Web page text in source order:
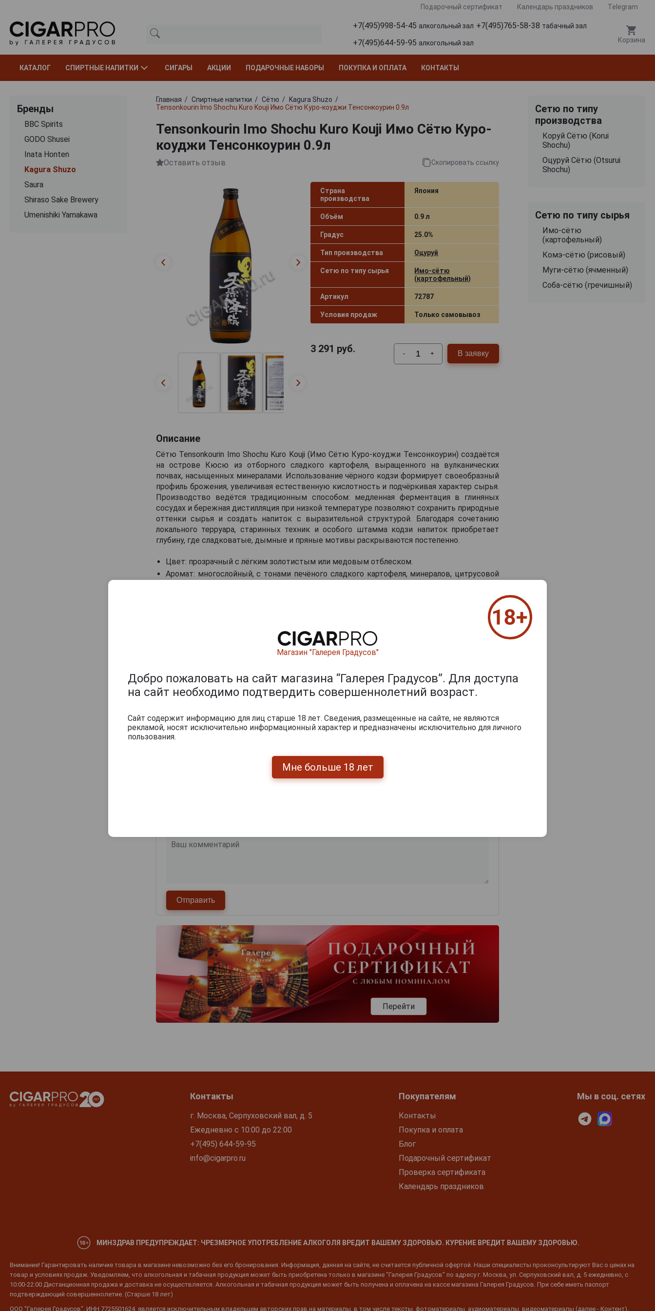
Подарочный сертификат Календарь праздников Telegram
+7(495)998-54-45 алкогольный зал +7(495)765-58-38 табачный зал
+7(495)644-59-95 алкогольный зал Корзина
КАТАЛОГ СПИРТНЫЕ НАПИТКИ СИГАРЫ АКЦИИ ПОДАРОЧНЫЕ НАБОРЫ ПОКУПКА И ОПЛАТА КОНТАКТЫ
Бренды
BBC Spirits
GODO Shusei
Inata Honten
Kagura Shuzo
Saura
Shiraso Sake Brewery
Umenishiki Yamakawa
Главная Спиртные напитки Сётю
Kagura Shuzo
Tensonkourin Imo Shochu Kuro Kouji Имо Сётю Куро-коуджи Тенсонкоурин 0.9л
Tensonkourin Imo Shochu Kuro Kouji Имо Сётю Куро-
коуджи Тенсонкоурин 0.9л
Оставить отзыв Скопировать ссылку
Страна
производства
Япония
Объём 0.9 л
Градус 25.0%
Тип производства Оцуруй
Сетю по типу сырья
Имо‑сётю
(картофельный)
Артикул 72787
Условия продаж Только самовывоз
3 291 руб. - + В заявку
Описание
Сётю Tensonkourin Imo Shochu Kuro Kouji (Имо Сётю Куро-коуджи Тенсонкоурин) создаётся
на острове Кюсю из отборного сладкого картофеля, выращенного на вулканических
почвах, насыщенных минералами. Использование чёрного кодзи формирует своеобразный
профиль брожения, увеличивая естественную кислотность и подчёркивая характер сырья.
Производство ведётся традиционным способом: медленная ферментация в глиняных
сосудах и бережная дистилляция при низкой температуре позволяют сохранить природные
оттенки сырья и создать напиток с выразительной структурой. Благодаря сочетанию
локального терруара, старинных техник и особого штамма кодзи напиток приобретает
глубину, где сладковатые, дымные и пряные мотивы раскрываются постепенно.
Цвет: прозрачный с лёгким золотистым или медовым отблеском.
Аромат: многослойный, с тонами печёного сладкого картофеля, минералов, цитрусовой
Вкус: насыщенный и гибкий, с мягкой сладостью батата, деликатной кислинкой,
фруктово-цитрусовыми оттенками и долгим послевкусием с ореховыми и землистыми
Гастрономические сочетания: подойдёт к морепродуктам, жареной рыбе, копчёностям и
Оцените и напишите отзыв:
Перейти
Сетю по типу
производства
Коруй Сётю (Korui
Shochu)
Оцуруй Сётю (Otsurui
Shochu)
Сетю по типу сырья
Имо‑сётю
(картофельный)
Комэ‑сётю (рисовый)
Муги‑сётю (ячменный)
Соба-сётю (гречишный)
Контакты
г. Москва, Серпуховский вал, д. 5
Ежедневно с 10:00 до 22:00
+7(495) 644-59-95
info@cigarpro.ru
Покупателям
Контакты
Покупка и оплата
Блог
Подарочный сертификат
Проверка сертификата
Календарь праздников
Мы в соц. сетях
МИНЗДРАВ ПРЕДУПРЕЖДАЕТ: ЧРЕЗМЕРНОЕ УПОТРЕБЛЕНИЕ АЛКОГОЛЯ ВРЕДИТ ВАШЕМУ ЗДОРОВЬЮ. КУРЕНИЕ ВРЕДИТ ВАШЕМУ ЗДОРОВЬЮ.
Внимание! Гарантировать наличие товара в магазине невозможно без его бронирования. Информация, данная на сайте, не считается публичной офертой. Наши специалисты проконсультируют Вас о ценах на
товар и условиях продаж. Уведомляем, что алкогольная и табачная продукция может быть приобретена только в магазине "Галерея Градусов" по адресу г. Москва, ул. Серпуховский вал, д. 5 ежедневно, с
10:00-22:00 Дистанционная продажа и доставка не осуществляется. Алкогольная и табачная продукция может быть получена и оплачена на кассе магазина Галерея Градусов. При себе иметь паспорт
подтверждающий совершеннолетие. (Старше 18 лет)
ООО "Галерея Градусов", ИНН 7725501624, является исключительным владельцем авторских прав на материалы, в том числе тексты, фотоматериалы, аудиоматериалы, видеоматериалы (далее - Контент),
Магазин "Галерея Градусов"
Добро пожаловать на сайт магазина “Галерея Градусов”. Для доступа
на сайт необходимо подтвердить совершеннолетний возраст.
Сайт содержит информацию для лиц старше 18 лет. Сведения, размещенные на сайте, не являются
рекламой, носят исключительно информационный характер и предназначены исключительно для личного
пользования.
Мне больше 18 лет